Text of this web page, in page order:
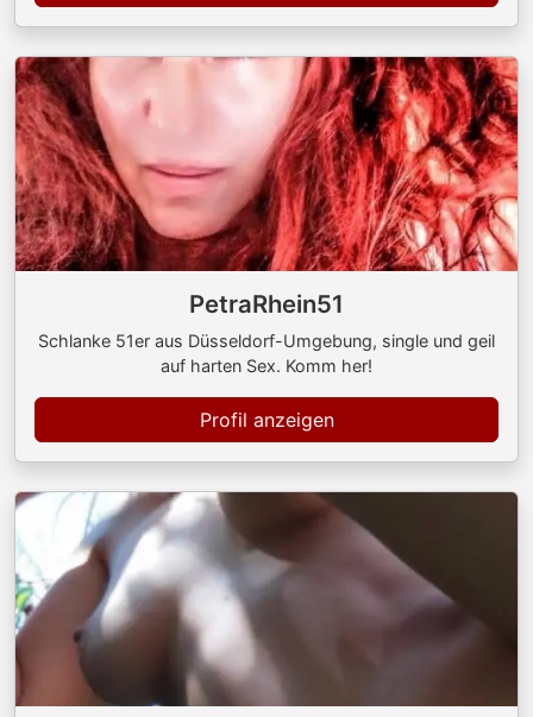
PetraRhein51
Schlanke 51er aus Düsseldorf-Umgebung, single und geil
auf harten Sex. Komm her!
Profil anzeigen